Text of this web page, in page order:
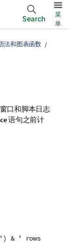
Search
菜
单
法和图表函数
窗口和脚本日志
语句之前计
& ' rows